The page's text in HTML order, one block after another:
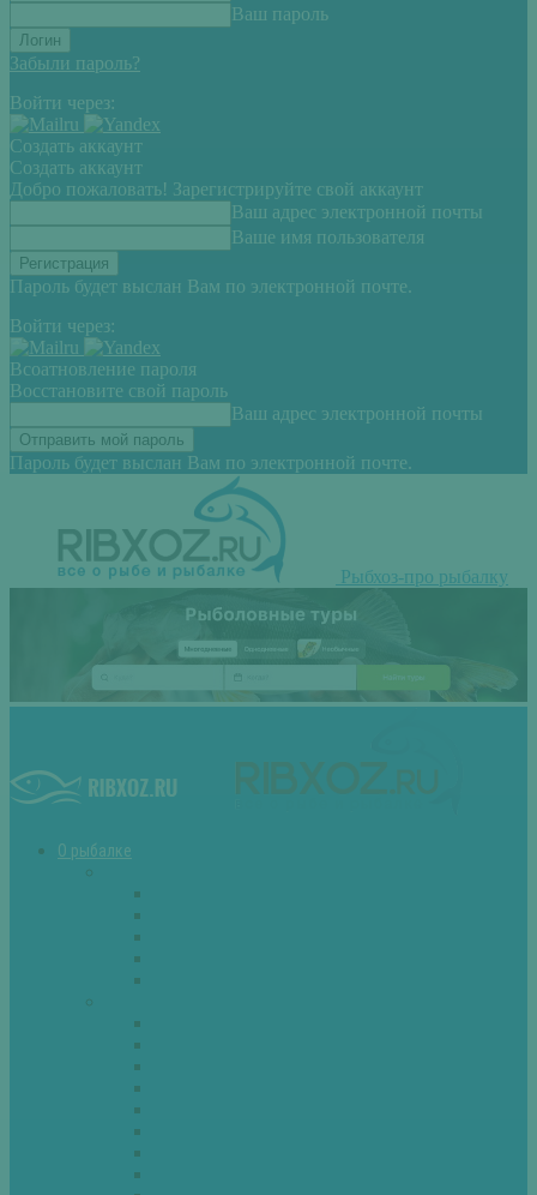
Ваш пароль
Забыли пароль?
Войти через:
Создать аккаунт
Создать аккаунт
Добро пожаловать! Зарегистрируйте свой аккаунт
Ваш адрес электронной почты
Ваше имя пользователя
Пароль будет выслан Вам по электронной почте.
Войти через:
Всоатновление пароля
Восстановите свой пароль
Ваш адрес электронной почты
Пароль будет выслан Вам по электронной почте.
Рыбхоз-про рыбалку
О рыбалке